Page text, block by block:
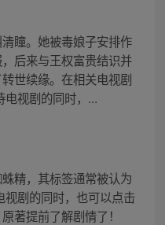
瞳。她被毒娘子安排作
后来与王权富贵结识并
世续缘。在相关电视剧
电视剧的同时，...
精，其标签通常被认为
剧的同时，也可以点击
著提前了解剧情了！